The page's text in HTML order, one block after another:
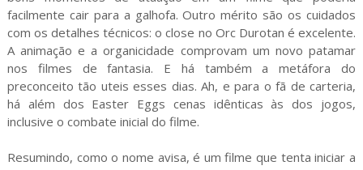
facilmente cair para a galhofa. Outro mérito são os cuidados
com os detalhes técnicos: o close no Orc Durotan é excelente.
A animação e a organicidade comprovam um novo patamar
nos filmes de fantasia. E há também a metáfora do
preconceito tão uteis esses dias. Ah, e para o fã de carteria,
há além dos Easter Eggs cenas idênticas às dos jogos,
inclusive o combate inicial do filme.
Resumindo, como o nome avisa, é um filme que tenta iniciar a